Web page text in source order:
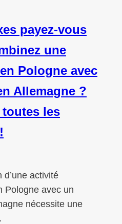
payez-vous
une
Pologne avec
Allemagne ?
toutes les
d’une activité
Pologne avec un
nécessite une